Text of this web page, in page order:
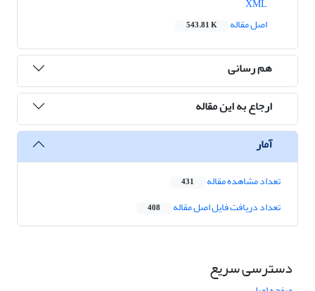
اصل مقاله
543.81 K
هم رسانی
ارجاع به این مقاله
آمار
تعداد مشاهده مقاله 431
تعداد دریافت فایل اصل مقاله 408
دسترسی سریع